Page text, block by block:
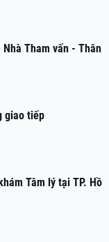
Tham vấn - Thân
giao tiếp
Tâm lý tại TP. Hồ